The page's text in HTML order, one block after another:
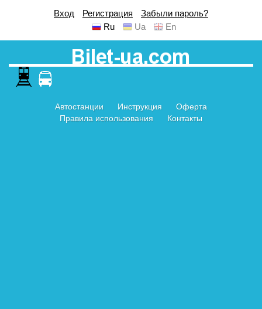
Вход Регистрация
Забыли пароль?
Ru
Ua En
Автостанции Инструкция
Оферта
Правила использования
Контакты